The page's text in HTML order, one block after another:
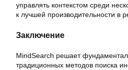
управлять контекстом среди
к лучшей производительности в
Заключение
MindSearch решает
традиционных методов поиска